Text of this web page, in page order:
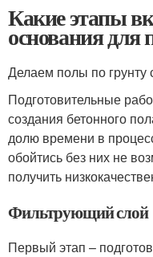
Какие этапы
основания для
Делаем полы по грунту
Подготовительные
создания бетонного
долю времени в
обойтись без них не
получить
Фильтрующий слой
Первый этап –